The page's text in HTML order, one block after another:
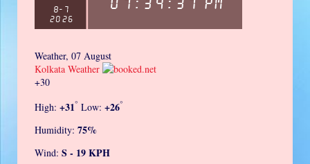
Weather, 07 August
Kolkata Weather
+30
High: +31° Low: +26°
Humidity: 75%
Wind: S - 19 KPH